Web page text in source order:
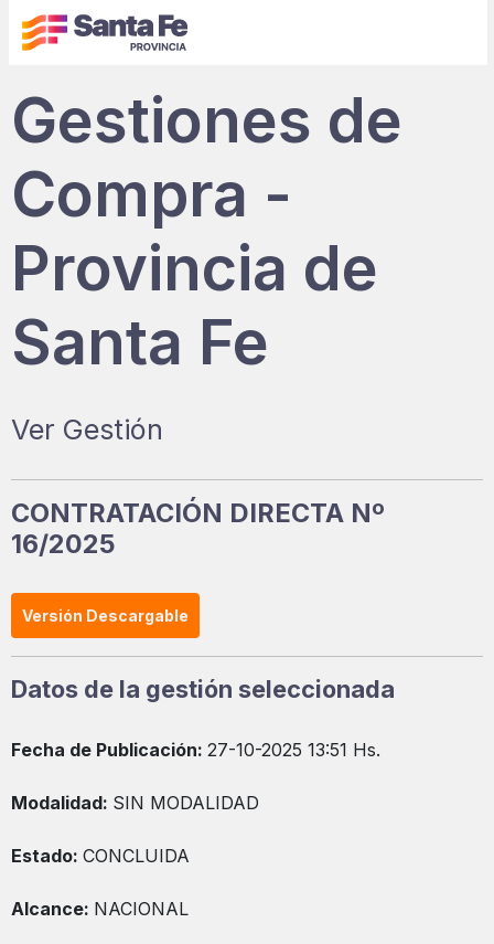
Gestiones de
Compra -
Provincia de
Santa Fe
Ver Gestión
CONTRATACIÓN DIRECTA Nº
16/2025
Versión Descargable
Datos de la gestión seleccionada
Fecha de Publicación: 27-10-2025 13:51 Hs.
Modalidad: SIN MODALIDAD
Estado: CONCLUIDA
Alcance: NACIONAL